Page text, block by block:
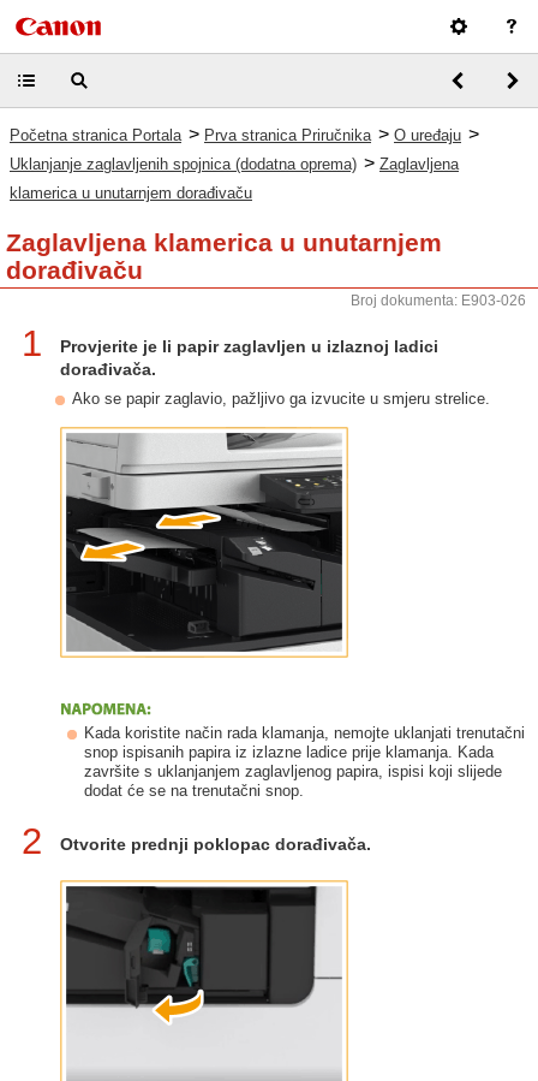
Početna stranica Portala > Prva stranica Priručnika > O uređaju >
Uklanjanje zaglavljenih spojnica (dodatna oprema) > Zaglavljena
klamerica u unutarnjem dorađivaču
Zaglavljena klamerica u unutarnjem
dorađivaču
Broj dokumenta: E903-026
1
Provjerite je li papir zaglavljen u izlaznoj ladici
dorađivača.
Ako se papir zaglavio, pažljivo ga izvucite u smjeru strelice.
Kada koristite način rada klamanja, nemojte uklanjati trenutačni
snop ispisanih papira iz izlazne ladice prije klamanja. Kada
završite s uklanjanjem zaglavljenog papira, ispisi koji slijede
dodat će se na trenutačni snop.
2 Otvorite prednji poklopac dorađivača.